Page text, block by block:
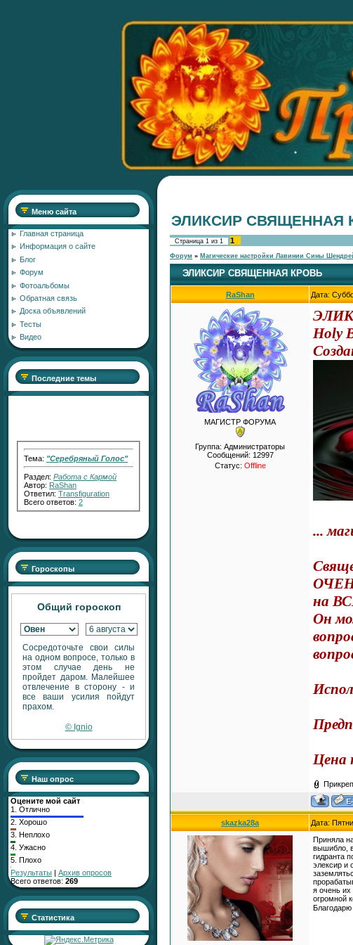
Меню сайта
Главная страница
Информация о сайте
Блог
Форум
Фотоальбомы
Обратная связь
Доска объявлений
Тесты
Видео
Последние темы
Тема:"Серебряный Голос"
Раздел:Работа с Кармой
Автор:RaShan
Ответил:Transfiguration
Всего ответов:2
Тема:"Серебряный СВЕТ"
Раздел:Работа с Кармой
Автор:RaShan
Ответил:Transfiguration
Всего ответов:7
Тема:
ПЛОДОРОДНЫХ ПРОДАЖ
Раздел: Изобилие,
Процветание, Исполнение
Желаний
Автор:RaShan
Ответил:
RaShan
Всего ответов:
Тема:ЗАБОТА О МАТКЕ
Раздел:Заботливые энергии
Автор:Admin
Ответил:RaShan
Всего ответов:
Тема:
Раздел:Защита и очищение
Автор:Admin
Ответил:RaShan
Гороскопы
Общий гороскоп
Сосредоточьте свои силы
на одном вопросе, только в
этом случае день не
пройдет даром. Малейшее
отвлечение в сторону - и
все ваши усилия пойдут
прахом.
© Ignio
Наш опрос
Оцените мой сайт
1. Отлично
2. Хорошо
3. Неплохо
4. Ужасно
5. Плохо
Результаты | Архив опросов
Всего ответов: 269
Статистика
ЭЛИКСИР СВЯЩЕННАЯ
Страница 1 из 1 1
Форум » Магические настройки Лавинии Сины
ЭЛИКСИР СВЯЩЕННАЯ КРОВЬ
RaShan Дата:
МАГИСТР ФОРУМА
Группа: Администраторы
Сообщений: 12997
Статус: Offline
Holy
...
на
Он
Цена
skazka28a Дата:
Приняла
вышибло,
гидранта
элексир и
я очень их
огромной